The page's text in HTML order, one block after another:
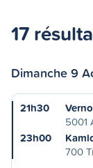
17
Dimanche 9
21h30
5001
23h00
700